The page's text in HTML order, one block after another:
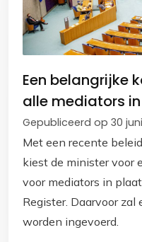
Een belangrijke
alle mediators
Gepubliceerd op 30
Met een recente
kiest de minister voor
voor mediators in
Register. Daarvoor zal
worden ingevoerd.